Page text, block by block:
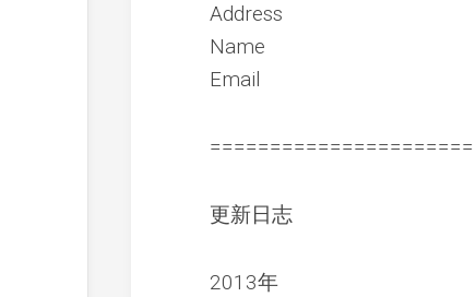
Address
Name
Email
======================
更新日志
2013年